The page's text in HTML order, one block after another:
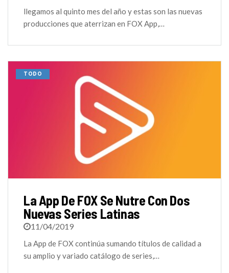
llegamos al quinto mes del año y estas son las nuevas
producciones que aterrizan en FOX App,…
TODO
La App De FOX Se Nutre Con Dos
Nuevas Series Latinas
11/04/2019
La App de FOX continúa sumando títulos de calidad a
su amplio y variado catálogo de series,…